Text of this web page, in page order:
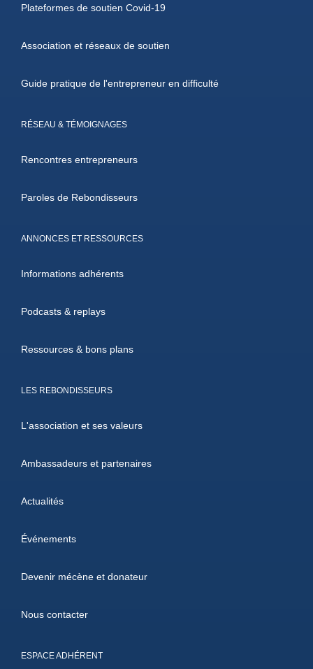
Plateformes de soutien Covid-19
Association et réseaux de soutien
Guide pratique de l'entrepreneur en difficulté
RÉSEAU & TÉMOIGNAGES
Rencontres entrepreneurs
Paroles de Rebondisseurs
ANNONCES ET RESSOURCES
Informations adhérents
Podcasts & replays
Ressources & bons plans
LES REBONDISSEURS
L'association et ses valeurs
Ambassadeurs et partenaires
Actualités
Événements
Devenir mécène et donateur
Nous contacter
ESPACE ADHÉRENT